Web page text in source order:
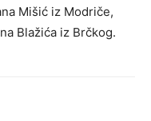
Mišić iz Modriče,
Blažića iz Brčkog.